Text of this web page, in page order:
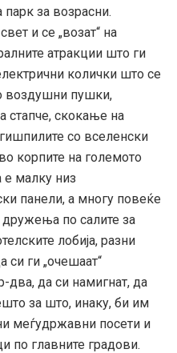
за возрасни.
и се „возат“ на
атракции што ги
колички што се
воздушни пушки,
стапче, скокање на
со вселенски
корпите на големото
е малку низ
панели, а многу повеќе
по салите за
лобија, разни
си ги „очешаат“
два, да си намигнат, да
за што, инаку, би им
меѓудржавни посети и
по главните градови.